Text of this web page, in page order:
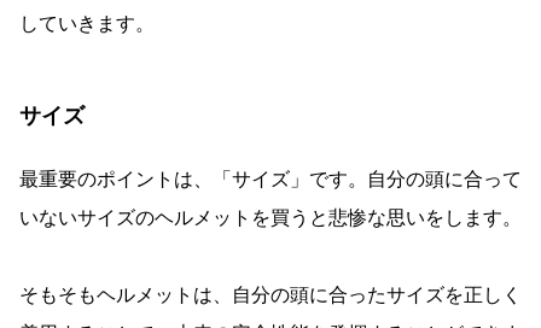
していきます。
サイズ
最重要のポイントは、「サイズ」です。自分の頭に合って
いないサイズのヘルメットを買うと悲惨な思いをします。
そもそもヘルメットは、自分の頭に合ったサイズを正しく